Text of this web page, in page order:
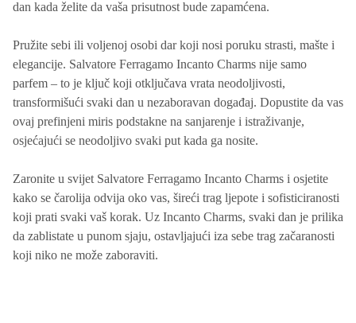
dan kada želite da vaša prisutnost bude zapamćena.
Pružite sebi ili voljenoj osobi dar koji nosi poruku strasti, mašte i
elegancije. Salvatore Ferragamo Incanto Charms nije samo
parfem – to je ključ koji otključava vrata neodoljivosti,
transformišući svaki dan u nezaboravan događaj. Dopustite da vas
ovaj prefinjeni miris podstakne na sanjarenje i istraživanje,
osjećajući se neodoljivo svaki put kada ga nosite.
Zaronite u svijet Salvatore Ferragamo Incanto Charms i osjetite
kako se čarolija odvija oko vas, šireći trag ljepote i sofisticiranosti
koji prati svaki vaš korak. Uz Incanto Charms, svaki dan je prilika
da zablistate u punom sjaju, ostavljajući iza sebe trag začaranosti
koji niko ne može zaboraviti.